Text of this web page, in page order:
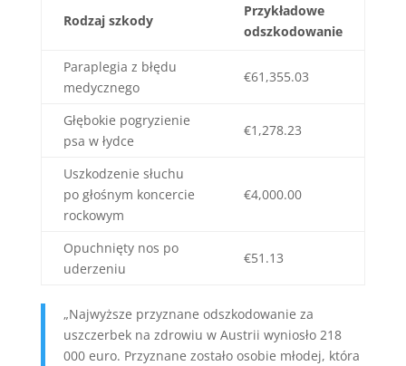
Rodzaj szkody
Przykładowe
odszkodowanie
Paraplegia z błędu
medycznego
€61,355.03
Głębokie pogryzienie
psa w łydce
€1,278.23
Uszkodzenie słuchu
po głośnym koncercie
rockowym
€4,000.00
Opuchnięty nos po
uderzeniu
€51.13
„Najwyższe przyznane odszkodowanie za
uszczerbek na zdrowiu w Austrii wyniosło 218
000 euro. Przyznane zostało osobie młodej, która